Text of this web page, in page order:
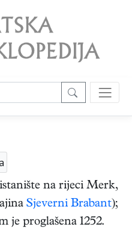
na rijeci Merk,
Sjeverni Brabant);
je proglašena 1252.